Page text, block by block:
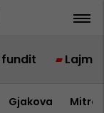
fundit Lajme
Gjakova